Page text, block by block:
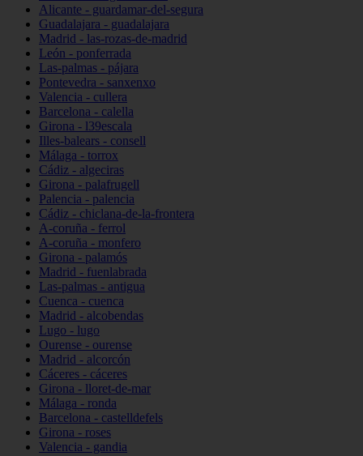
Alicante - guardamar-del-segura
Guadalajara - guadalajara
Madrid - las-rozas-de-madrid
León - ponferrada
Las-palmas - pájara
Pontevedra - sanxenxo
Valencia - cullera
Barcelona - calella
Girona - l39escala
Illes-balears - consell
Málaga - torrox
Cádiz - algeciras
Girona - palafrugell
Palencia - palencia
Cádiz - chiclana-de-la-frontera
A-coruña - ferrol
A-coruña - monfero
Girona - palamós
Madrid - fuenlabrada
Las-palmas - antigua
Cuenca - cuenca
Madrid - alcobendas
Lugo - lugo
Ourense - ourense
Madrid - alcorcón
Cáceres - cáceres
Girona - lloret-de-mar
Málaga - ronda
Barcelona - castelldefels
Girona - roses
Valencia - gandia